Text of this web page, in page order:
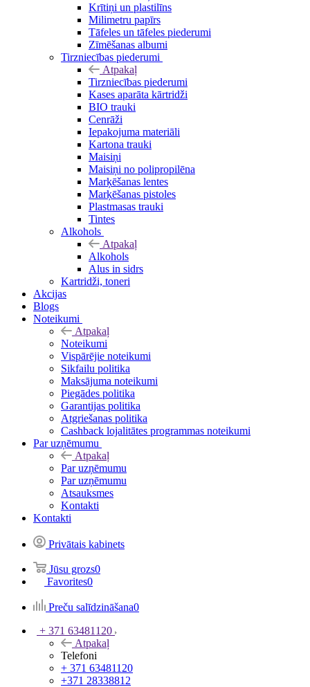
Krītiņi un plastilīns
Milimetru papīrs
Tāfeles un tāfeles piederumi
Zīmēšanas albumi
Tirzniecības piederumi
Atpakaļ
Tirzniecības piederumi
Kases aparāta kārtridži
BIO trauki
Cenrāži
Iepakojuma materiāli
Kartona trauki
Maisiņi
Maisiņi no polipropilēna
Marķēšanas lentes
Marķēšanas pistoles
Plastmasas trauki
Tintes
Alkohols
Atpakaļ
Alkohols
Alus in sidrs
Kartridži, toneri
Akcijas
Blogs
Noteikumi
Atpakaļ
Noteikumi
Vispārējie noteikumi
Sikfailu politika
Maksājuma noteikumi
Piegādes politika
Garantijas politika
Atgriešanas politika
Cashback lojalitātes programmas noteikumi
Par uzņēmumu
Atpakaļ
Par uzņēmumu
Par uzņēmumu
Atsauksmes
Kontakti
Kontakti
Privātais kabinets
Jūsu grozs0
Favorites0
Preču salīdzināšana0
+ 371 63481120
Atpakaļ
Telefoni
+ 371 63481120
+371 28338812